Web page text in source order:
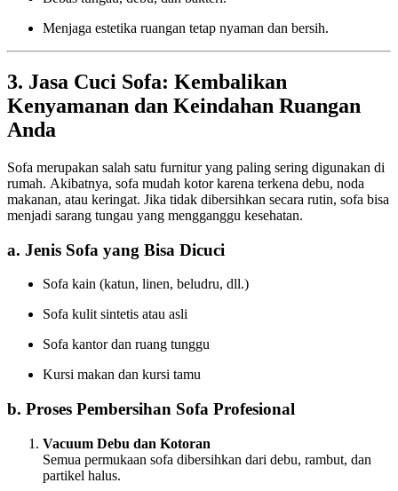
Menjaga estetika ruangan tetap nyaman dan bersih.
3. Jasa Cuci Sofa: Kembalikan
Kenyamanan dan Keindahan Ruangan
Anda
Sofa merupakan salah satu furnitur yang paling sering digunakan di
rumah. Akibatnya, sofa mudah kotor karena terkena debu, noda
makanan, atau keringat. Jika tidak dibersihkan secara rutin, sofa bisa
menjadi sarang tungau yang mengganggu kesehatan.
a. Jenis Sofa yang Bisa Dicuci
Sofa kain (katun, linen, beludru, dll.)
Sofa kulit sintetis atau asli
Sofa kantor dan ruang tunggu
Kursi makan dan kursi tamu
b. Proses Pembersihan Sofa Profesional
Vacuum Debu dan Kotoran
Semua permukaan sofa dibersihkan dari debu, rambut, dan
partikel halus.